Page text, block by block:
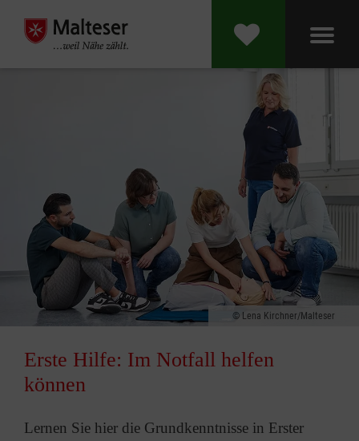
Lena Kirchner/Malteser
Erste Hilfe: Im Notfall helfen
können
Lernen Sie hier die Grundkenntnisse in Erster